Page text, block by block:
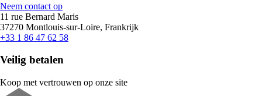
Neem contact op
11 rue Bernard Maris
37270 Montlouis-sur-Loire, Frankrijk
+33 1 86 47 62 58
Veilig betalen
Koop met vertrouwen op onze site